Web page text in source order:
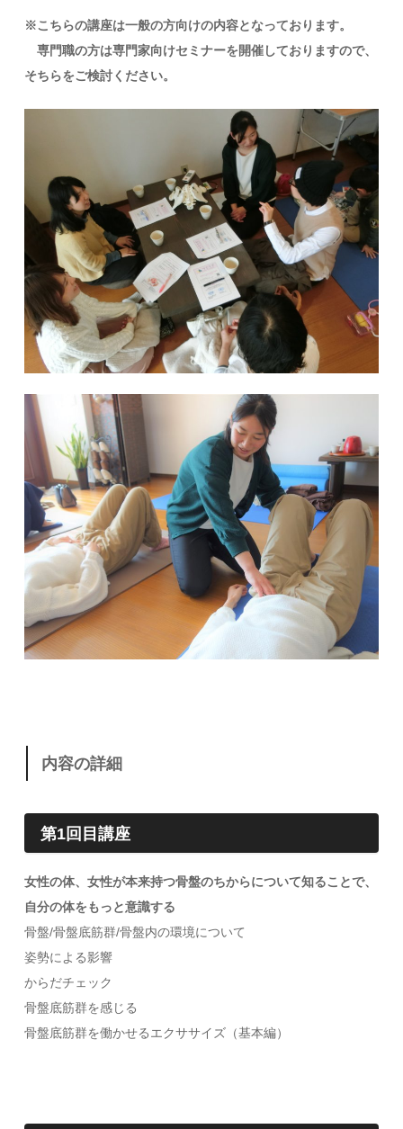
※こちらの講座は一般の方向けの内容となっております。
専門職の方は専門家向けセミナーを開催しておりますので、
そちらをご検討ください。
内容の詳細
第1回目講座
女性の体、女性が本来持つ骨盤のちからについて知ることで、
自分の体をもっと意識する
骨盤/骨盤底筋群/骨盤内の環境について
姿勢による影響
からだチェック
骨盤底筋群を感じる
骨盤底筋群を働かせるエクササイズ（基本編）